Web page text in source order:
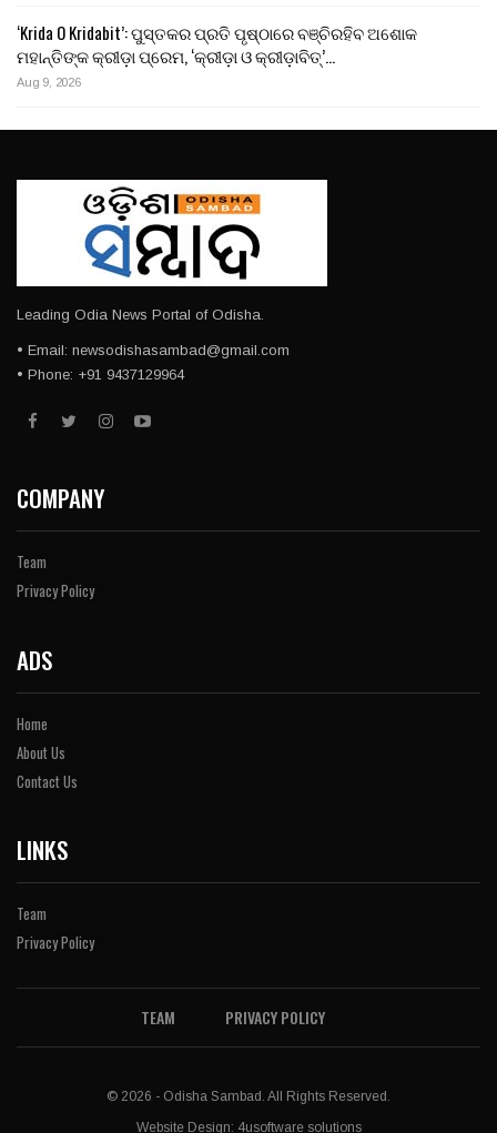
‘Krida O Kridabit’: ପୁସ୍ତକର ପ୍ରତି ପୃଷ୍ଠାରେ ବଞ୍ଚିରହିବ ଅଶୋକ
ମହାନ୍ତିଙ୍କ କ୍ରୀଡ଼ା ପ୍ରେମ, ‘କ୍ରୀଡ଼ା ଓ କ୍ରୀଡ଼ାବିତ୍’…
Aug 9, 2026
Leading Odia News Portal of Odisha.
• Email: newsodishasambad@gmail.com
• Phone: +91 9437129964
COMPANY
Team
Privacy Policy
ADS
Home
About Us
Contact Us
LINKS
Team
Privacy Policy
TEAM PRIVACY POLICY
© 2026 - Odisha Sambad. All Rights Reserved.
Website Design: 4usoftware solutions